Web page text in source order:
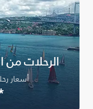
الرحلات من
أسعار
87